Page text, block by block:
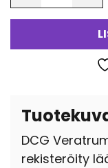
DCG
rekisteröity